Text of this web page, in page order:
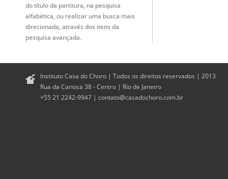
do título da partitura, na pesquisa
alfabética, ou realizar uma busca mais
direcionada, através dos itens da
pesquisa avançada.
Instituto Casa do Choro | Todos os direitos reservados | 2013
Rua da Carioca 38 - Centro | Rio de Janeiro
+55 21 2242-9947 | contato@casadochoro.com.br